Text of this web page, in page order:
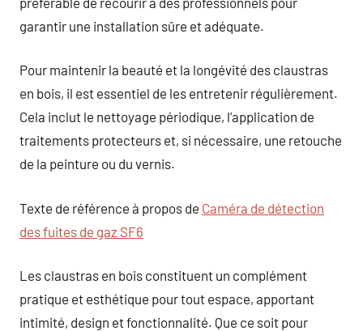
garantir une installation sûre et adéquate.
Pour maintenir la beauté et la longévité des claustras
en bois, il est essentiel de les entretenir régulièrement.
Cela inclut le nettoyage périodique, l’application de
traitements protecteurs et, si nécessaire, une retouche
de la peinture ou du vernis.
Texte de référence à propos de Caméra de détection
des fuites de gaz SF6
Les claustras en bois constituent un complément
pratique et esthétique pour tout espace, apportant
intimité, design et fonctionnalité. Que ce soit pour